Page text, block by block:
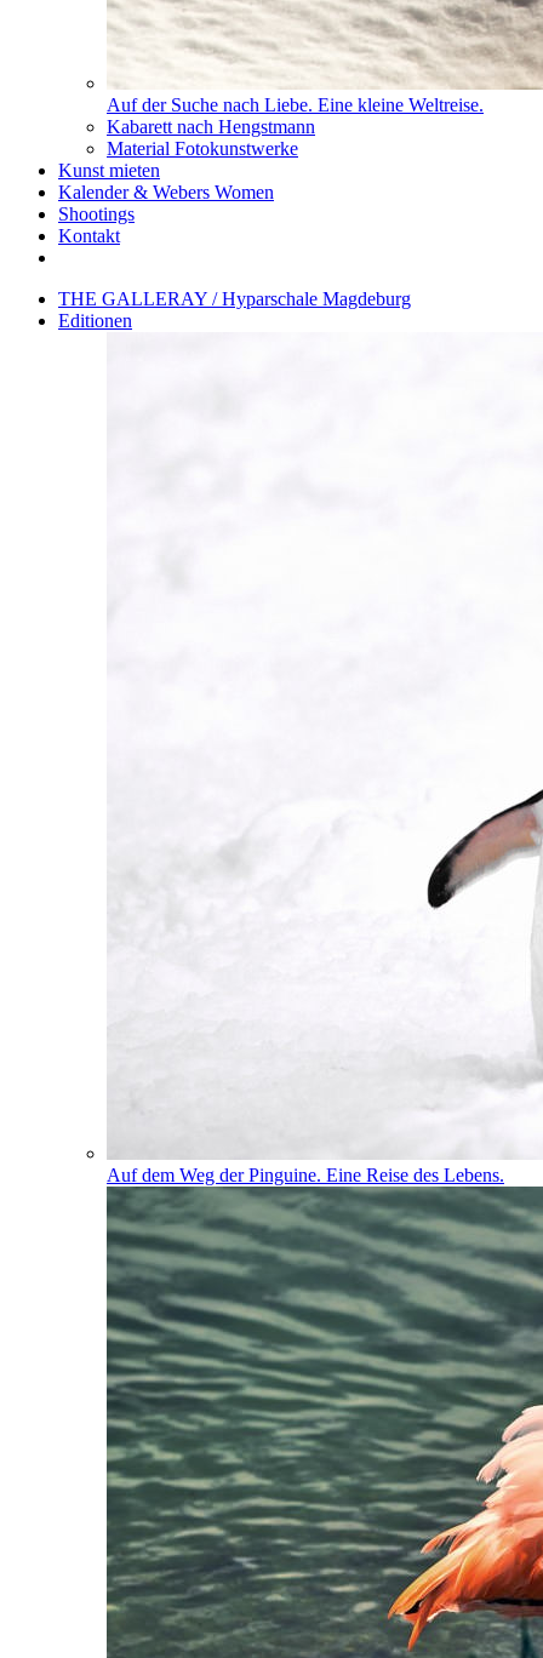
Auf der Suche nach Liebe. Eine kleine Weltreise.
Kabarett nach Hengstmann
Material Fotokunstwerke
Kunst mieten
Kalender & Webers Women
Shootings
Kontakt
THE GALLERAY / Hyparschale Magdeburg
Editionen
Auf dem Weg der Pinguine. Eine Reise des Lebens.